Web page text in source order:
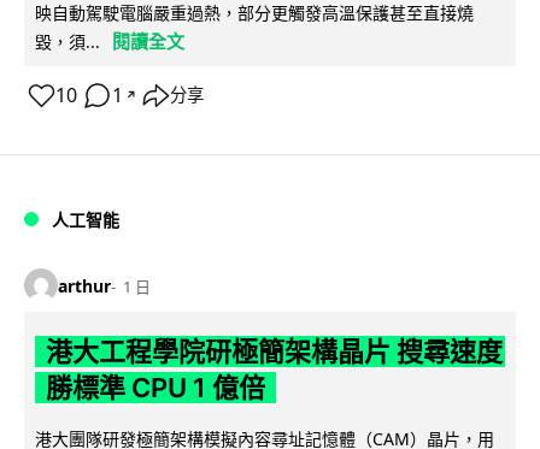
映自動駕駛電腦嚴重過熱，部分更觸發高溫保護甚至直接燒
毀，須...
閱讀全文
10 1 ↗ 分享
人工智能
arthur 1 日
港大工程學院研極簡架構晶片 搜尋速度
勝標準 CPU 1 億倍
港大團隊研發極簡架構模擬內容尋址記憶體（CAM）晶片，用